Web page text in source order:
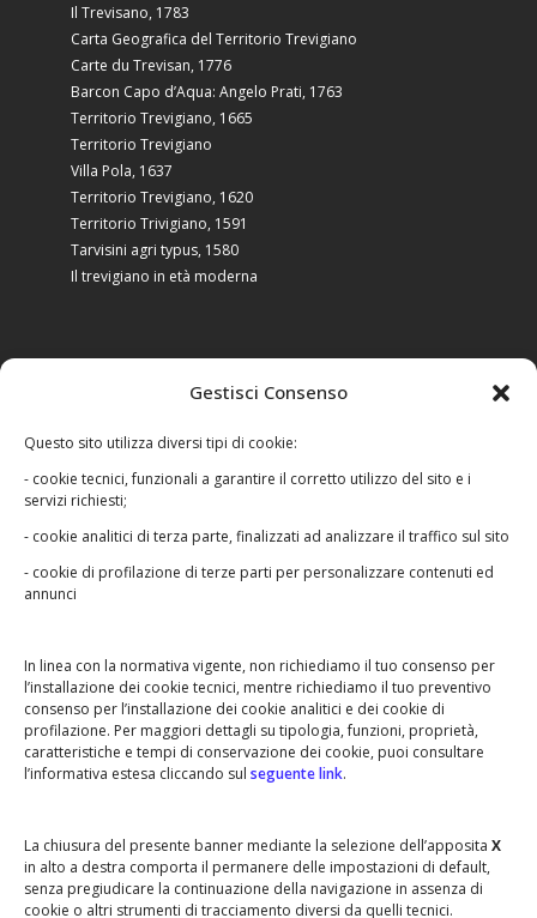
Gestisci Consenso
Questo sito utilizza diversi tipi di cookie:
- cookie tecnici, funzionali a garantire il corretto utilizzo del sito e i
servizi richiesti;
- cookie analitici di terza parte, finalizzati ad analizzare il traffico sul sito
- cookie di profilazione di terze parti per personalizzare contenuti ed
annunci
In linea con la normativa vigente, non richiediamo il tuo consenso per
l’installazione dei cookie tecnici, mentre richiediamo il tuo preventivo
consenso per l’installazione dei cookie analitici e dei cookie di
profilazione. Per maggiori dettagli su tipologia, funzioni, proprietà,
caratteristiche e tempi di conservazione dei cookie, puoi consultare
l’informativa estesa cliccando sul seguente link.
La chiusura del presente banner mediante la selezione dell’apposita X
in alto a destra comporta il permanere delle impostazioni di default,
senza pregiudicare la continuazione della navigazione in assenza di
cookie o altri strumenti di tracciamento diversi da quelli tecnici.
Il Trevisano, 1783
Carta Geografica del Territorio Trevigiano
Carte du Trevisan, 1776
Barcon Capo d’Aqua: Angelo Prati, 1763
Territorio Trevigiano, 1665
Territorio Trevigiano
Villa Pola, 1637
Territorio Trevigiano, 1620
Territorio Trivigiano, 1591
Tarvisini agri typus, 1580
Il trevigiano in età moderna
Le foto raccolte in questo sito
appartengono ai legittimi proprietari e
non possono essere in nessun modo
utilizzate senza autorizzazione.
Qualora riscontrassi un qualche abuso o
BARCON STORICO•LE ASSOCIAZIONI•
IL GRUPPO ALPINI•NOI PER BARCON•